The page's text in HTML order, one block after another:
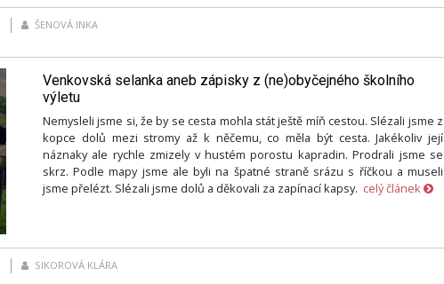
ŠENOVÁ INKA
Venkovská selanka aneb zápisky z (ne)obyčejného školního
výletu
Nemysleli jsme si, že by se cesta mohla stát ještě míň cestou. Slézali jsme z
kopce dolů mezi stromy až k něčemu, co měla být cesta. Jakékoliv její
náznaky ale rychle zmizely v hustém porostu kapradin. Prodrali jsme se
skrz. Podle mapy jsme ale byli na špatné straně srázu s říčkou a museli
jsme přelézt. Slézali jsme dolů a děkovali za zapínací kapsy. celý článek
SIKOROVÁ KLÁRA